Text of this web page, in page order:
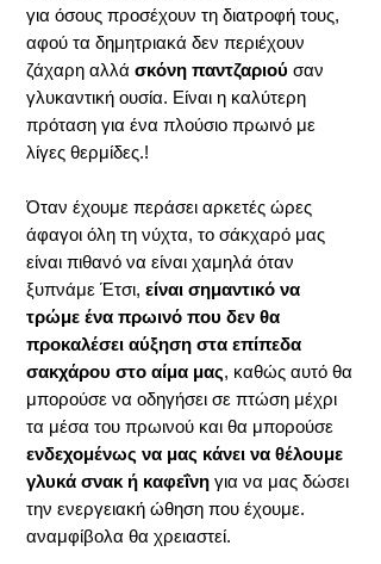
για όσους προσέχουν τη διατροφή τους,
αφού τα δημητριακά δεν περιέχουν
ζάχαρη αλλά σκόνη παντζαριού σαν
γλυκαντική ουσία. Είναι η καλύτερη
πρόταση για ένα πλούσιο πρωινό με
λίγες θερμίδες.!
Όταν έχουμε περάσει αρκετές ώρες
άφαγοι όλη τη νύχτα, το σάκχαρό μας
είναι πιθανό να είναι χαμηλά όταν
ξυπνάμε Έτσι, είναι σημαντικό να
τρώμε ένα πρωινό που δεν θα
προκαλέσει αύξηση στα επίπεδα
σακχάρου στο αίμα μας, καθώς αυτό θα
μπορούσε να οδηγήσει σε πτώση μέχρι
τα μέσα του πρωινού και θα μπορούσε
ενδεχομένως να μας κάνει να θέλουμε
γλυκά σνακ ή καφεΐνη για να μας δώσει
την ενεργειακή ώθηση που έχουμε.
αναμφίβολα θα χρειαστεί.